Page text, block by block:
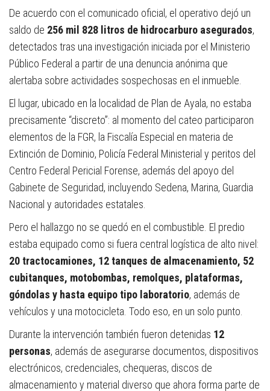
De acuerdo con el comunicado oficial, el operativo dejó un
saldo de 256 mil 828 litros de hidrocarburo asegurados,
detectados tras una investigación iniciada por el Ministerio
Público Federal a partir de una denuncia anónima que
alertaba sobre actividades sospechosas en el inmueble.
El lugar, ubicado en la localidad de Plan de Ayala, no estaba
precisamente “discreto”: al momento del cateo participaron
elementos de la FGR, la Fiscalía Especial en materia de
Extinción de Dominio, Policía Federal Ministerial y peritos del
Centro Federal Pericial Forense, además del apoyo del
Gabinete de Seguridad, incluyendo Sedena, Marina, Guardia
Nacional y autoridades estatales.
Pero el hallazgo no se quedó en el combustible. El predio
estaba equipado como si fuera central logística de alto nivel:
20 tractocamiones, 12 tanques de almacenamiento, 52
cubitanques, motobombas, remolques, plataformas,
góndolas y hasta equipo tipo laboratorio, además de
vehículos y una motocicleta. Todo eso, en un solo punto.
Durante la intervención también fueron detenidas 12
personas, además de asegurarse documentos, dispositivos
electrónicos, credenciales, chequeras, discos de
almacenamiento y material diverso que ahora forma parte de